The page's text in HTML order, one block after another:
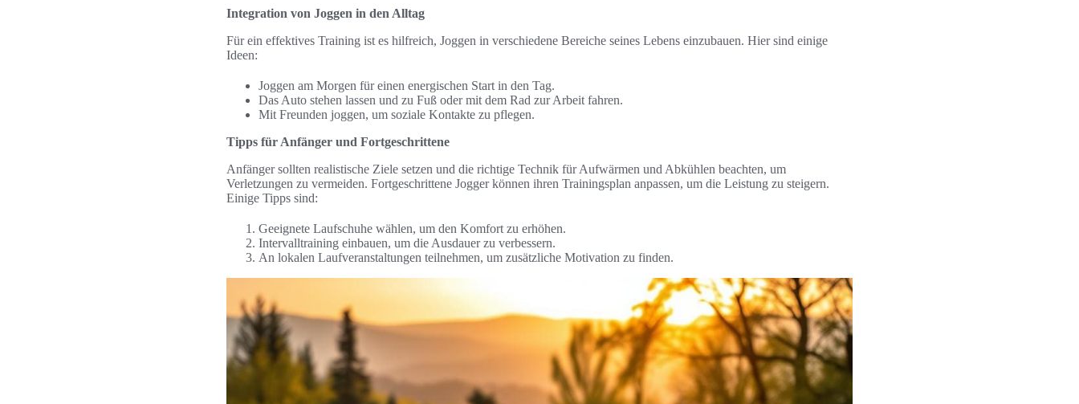
Integration von Joggen in den Alltag
Für ein effektives Training ist es hilfreich, Joggen in verschiedene Bereiche seines Lebens einzubauen. Hier sind einige
Ideen:
Joggen am Morgen für einen energischen Start in den Tag.
Das Auto stehen lassen und zu Fuß oder mit dem Rad zur Arbeit fahren.
Mit Freunden joggen, um soziale Kontakte zu pflegen.
Tipps für Anfänger und Fortgeschrittene
Anfänger sollten realistische Ziele setzen und die richtige Technik für Aufwärmen und Abkühlen beachten, um
Verletzungen zu vermeiden. Fortgeschrittene Jogger können ihren Trainingsplan anpassen, um die Leistung zu steigern.
Einige Tipps sind:
Geeignete Laufschuhe wählen, um den Komfort zu erhöhen.
Intervalltraining einbauen, um die Ausdauer zu verbessern.
An lokalen Laufveranstaltungen teilnehmen, um zusätzliche Motivation zu finden.